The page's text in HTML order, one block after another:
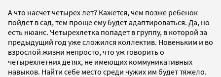
А что насчет четырех лет? Кажется, чем позже ребенок
пойдет в сад, тем проще ему будет адаптироваться. Да, но
есть нюанс. Четырехлетка попадет в группу, в которой за
предыдущий год уже сложился коллектив. Новеньким и во
взрослой жизни непросто, что уж говорить о
четырехлетних детях, не имеющих коммуникативных
навыков. Найти себе место среди чужих им будет тяжело.